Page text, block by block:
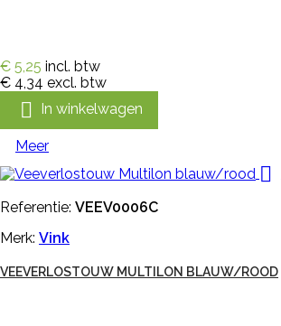
€ 5,25 incl. btw
€ 4,34 excl. btw
 In winkelwagen
Meer

Referentie: VEEV0006C
Merk: Vink
VEEVERLOSTOUW MULTILON BLAUW/ROOD